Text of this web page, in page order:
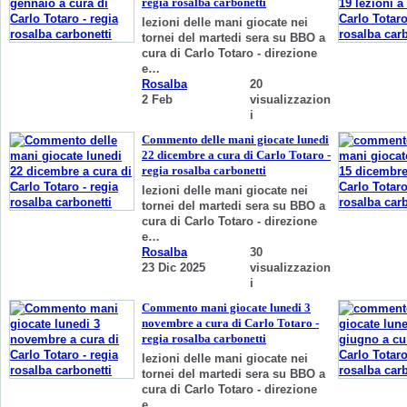
lezioni delle mani giocate nei
tornei del martedi sera su BBO a
cura di Carlo Totaro - direzione
e…
Rosalba
2 Feb
20
visualizzazion
i
Commento delle mani giocate lunedi
22 dicembre a cura di Carlo Totaro -
regia rosalba carbonetti
lezioni delle mani giocate nei
tornei del martedi sera su BBO a
cura di Carlo Totaro - direzione
e…
Rosalba
23 Dic 2025
30
visualizzazion
i
Commento mani giocate lunedi 3
novembre a cura di Carlo Totaro -
regia rosalba carbonetti
lezioni delle mani giocate nei
tornei del martedi sera su BBO a
cura di Carlo Totaro - direzione